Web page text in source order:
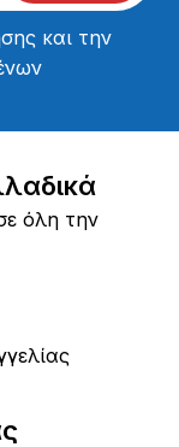
και την
όλη την